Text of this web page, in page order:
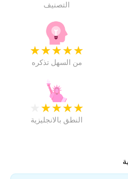
التصنيف
★
★
★
★
★
من السهل تذكره
★
★
★
★
النطق بالانجليزية